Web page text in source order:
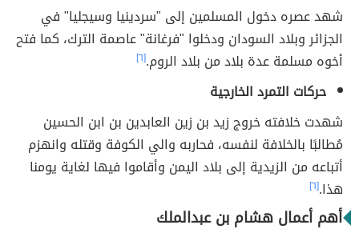
شهد عصره دخول المسلمين إلى "سردينيا وسيجليا" في
الجزائر وبلاد السودان ودخلوا "فرغانة" عاصمة الترك، كما فتح
أخوه مسلمة عدة بلاد من بلاد الروم.[٦]
حركات التمرد الخارجية
شهدت خلافته خروج زيد بن زين العابدين بن ابن الحسين
مُطالبًا بالخلافة لنفسه، فحاربه والي الكوفة وقتله وانهزم
أتباعه من الزيدية إلى بلاد اليمن وأقاموا فيها لغاية يومنا
هذا.[٦]
أهم أعمال هشام بن عبدالملك